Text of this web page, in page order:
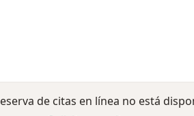
de citas en línea no está